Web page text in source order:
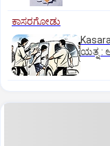
ಕಾಸರಗೋಡು
ಯತ್ನ :